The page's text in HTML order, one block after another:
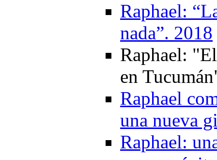
Raphael:
nada”. 2018
Raphael:
en
Raphael
una nueva
Raphael: